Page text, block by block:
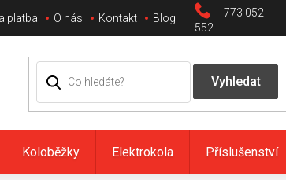
773 052
552
platba O nás Kontakt Blog
Koloběžky Elektrokola Příslušenství